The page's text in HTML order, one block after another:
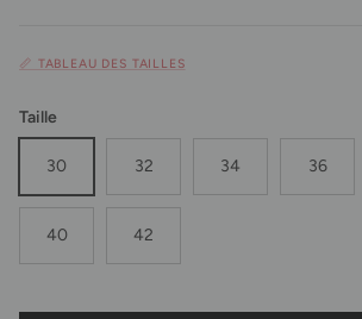
📏 TABLEAU DES TAILLES
Taille
30 32 34 36
40 42